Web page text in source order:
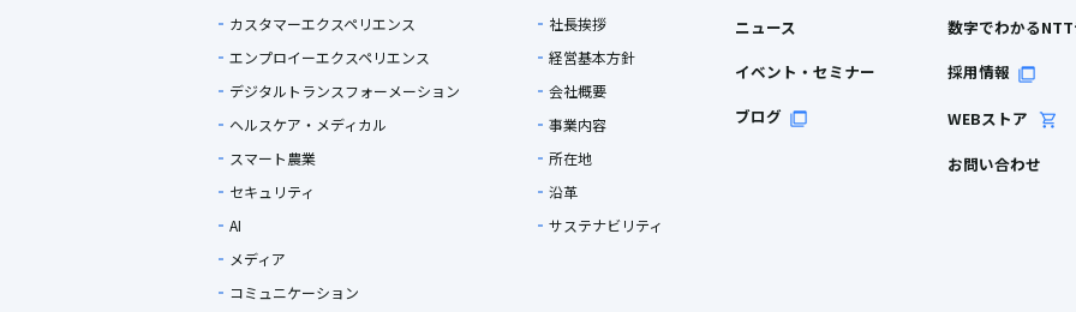
カスタマーエクスペリエンス
エンプロイーエクスペリエンス
デジタルトランスフォーメーション
ヘルスケア・メディカル
スマート農業
セキュリティ
AI
メディア
コミュニケーション
社長挨拶
経営基本方針
会社概要
事業内容
所在地
沿革
サステナビリティ
ニュース
イベント・セミナー
ブログ
数字でわかる
採用情報
WEBストア
お問い合わせ